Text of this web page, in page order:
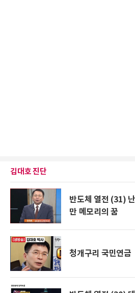
김대호 진단
반도체 열전 (31)
만 메모리의 꿈
청개구리 국민연금